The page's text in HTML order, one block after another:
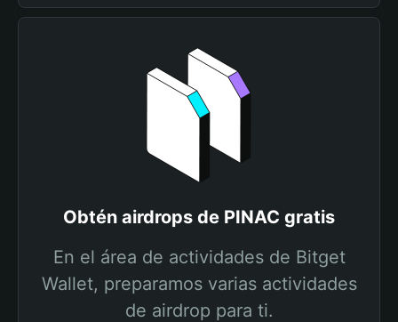
Obtén airdrops de PINAC gratis
En el área de actividades de Bitget
Wallet, preparamos varias actividades
de airdrop para ti.